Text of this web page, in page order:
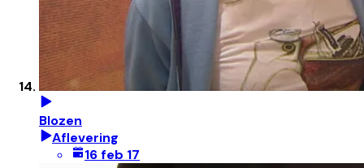
Blozen
Aflevering
16 feb 17